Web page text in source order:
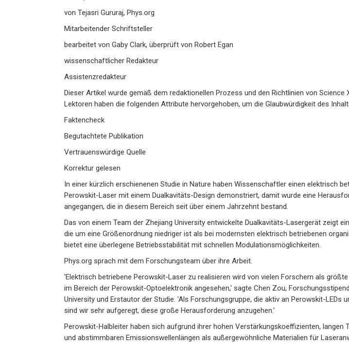
von Tejasri Gururaj, Phys.org
Mitarbeitender Schriftsteller
bearbeitet von Gaby Clark, überprüft von Robert Egan
wissenschaftlicher Redakteur
Assistenzredakteur
Dieser Artikel wurde gemäß dem redaktionellen Prozess und den Richtlinien von Science
Lektoren haben die folgenden Attribute hervorgehoben, um die Glaubwürdigkeit des
Faktencheck
Begutachtete Publikation
Vertrauenswürdige Quelle
Korrektur gelesen
In einer kürzlich erschienenen Studie in Nature haben Wissenschaftler einen elektrisch
Perowskit-Laser mit einem Dualkavitäts-Design demonstriert, damit wurde eine
angegangen, die in diesem Bereich seit über einem Jahrzehnt bestand.
Das von einem Team der Zhejiang University entwickelte Dualkavitäts-Lasergerät zeigt
die um eine Größenordnung niedriger ist als bei modernsten elektrisch betriebenen
bietet eine überlegene Betriebsstabilität mit schnellen Modulationsmöglichkeiten.
Phys.org sprach mit dem Forschungsteam über ihre Arbeit.
'Elektrisch betriebene Perowskit-Laser zu realisieren wird von vielen Forschern als
im Bereich der Perowskit-Optoelektronik angesehen,' sagte Chen Zou,
University und Erstautor der Studie. 'Als Forschungsgruppe, die aktiv an Perowskit-LEDs
sind wir sehr aufgeregt, diese große Herausforderung anzugehen.'
Perowskit-Halbleiter haben sich aufgrund ihrer hohen Verstärkungskoeffizienten, langen
und abstimmbaren Emissionswellenlängen als außergewöhnliche Materialien für